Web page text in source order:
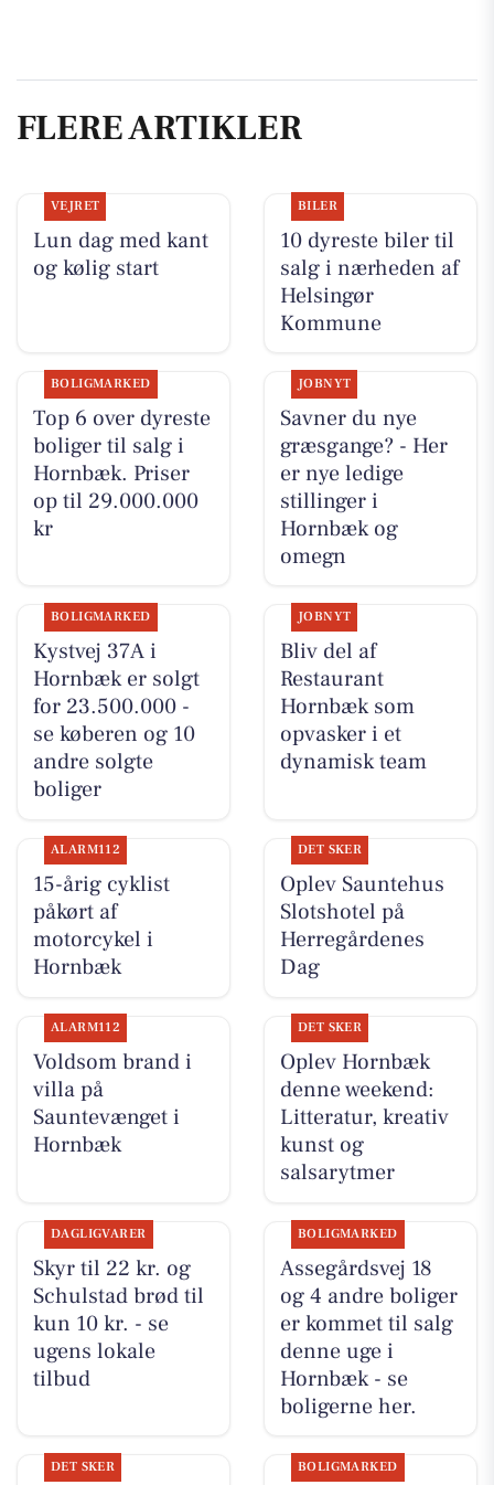
FLERE ARTIKLER
VEJRET
Lun dag med kant
og kølig start
BILER
10 dyreste biler til
salg i nærheden af
Helsingør
Kommune
BOLIGMARKED
Top 6 over dyreste
boliger til salg i
Hornbæk. Priser
op til 29.000.000
kr
JOBNYT
Savner du nye
græsgange? - Her
er nye ledige
stillinger i
Hornbæk og
omegn
BOLIGMARKED
Kystvej 37A i
Hornbæk er solgt
for 23.500.000 -
se køberen og 10
andre solgte
boliger
JOBNYT
Bliv del af
Restaurant
Hornbæk som
opvasker i et
dynamisk team
ALARM112
15-årig cyklist
påkørt af
motorcykel i
Hornbæk
DET SKER
Oplev Sauntehus
Slotshotel på
Herregårdenes
Dag
ALARM112
Voldsom brand i
villa på
Sauntevænget i
Hornbæk
DET SKER
Oplev Hornbæk
denne weekend:
Litteratur, kreativ
kunst og
salsarytmer
DAGLIGVARER
Skyr til 22 kr. og
Schulstad brød til
kun 10 kr. - se
ugens lokale
tilbud
BOLIGMARKED
Assegårdsvej 18
og 4 andre boliger
er kommet til salg
denne uge i
Hornbæk - se
boligerne her.
DET SKER BOLIGMARKED